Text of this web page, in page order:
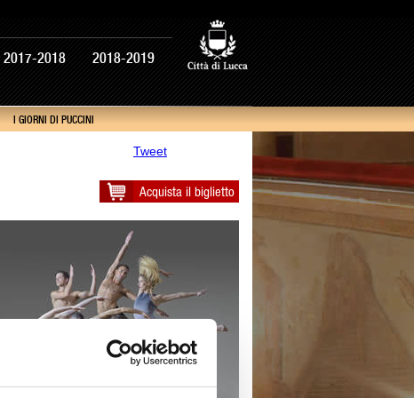
2017-2018
2018-2019
I GIORNI DI PUCCINI
Tweet
Acquista il biglietto